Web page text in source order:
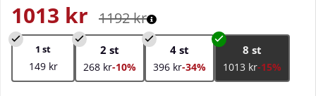
1192kr
1013 kr
1 st
149 kr
2 st
268 kr-10%
4 st
396 kr-34%
8 st
1013 kr-15%